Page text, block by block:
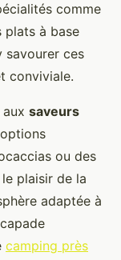
comme
plats à base
savourer ces
conviviale.
saveurs
ou des
plaisir de la
adaptée à
camping près